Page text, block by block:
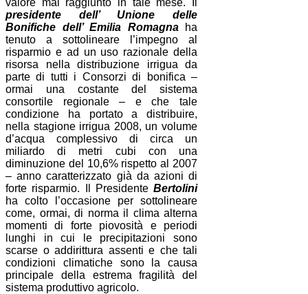
presidente dell’ Unione delle
Bonifiche dell’ Emilia Romagnaha
tenuto a sottolineare l’impegno al
risparmio e ad un uso razionale della
risorsa nella distribuzione irrigua da
parte di tutti i Consorzi di bonifica –
ormai una costante del sistema
consortile regionale – e che tale
condizione
ha portato a distribuire,
nella stagione irrigua 2008, un volume
d’acqua complessivo di circa un
miliardo di metri cubi con una
diminuzione del 10,6% rispetto al 2007
– anno caratterizzato già da azioni di
forte risparmio. Il PresidenteBertolini
ha colto l’occasione per sottolineare
come, ormai, di norma il clima alterna
momenti di forte piovosità e periodi
lunghi in cui le precipitazioni sono
scarse o addirittura assenti e che tali
condizioni climatiche sono la causa
principale della estrema fragilità del
sistema produttivo agricolo.